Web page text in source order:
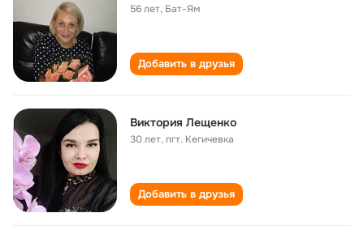
56 лет, Бат-Ям
Добавить в друзья
Виктория Лещенко
30 лет,пгт. Кегичевка
Добавить в друзья